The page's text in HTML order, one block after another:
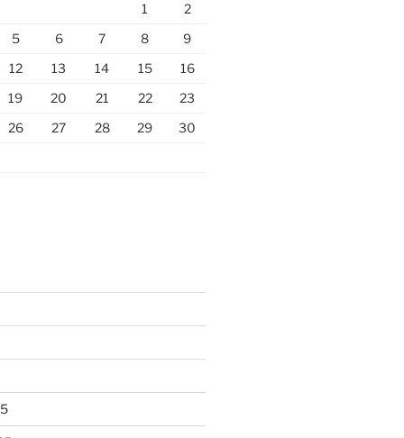
1
2
5 6 7 8
9
12 13 14 15
16
19 20 21 22
23
26 27 28 29
30